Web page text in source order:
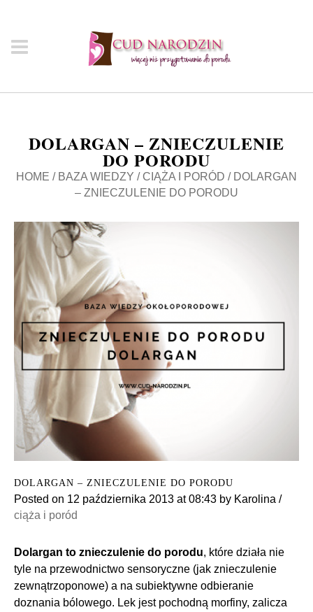
DOLARGAN – ZNIECZULENIE
DO PORODU
HOME / BAZA WIEDZY / CIĄŻA I PORÓD / DOLARGAN
– ZNIECZULENIE DO PORODU
DOLARGAN – ZNIECZULENIE DO PORODU
Posted on 12 października 2013 at 08:43 by Karolina /
ciąża i poród
Dolargan to znieczulenie do porodu, które działa nie
tyle na przewodnictwo sensoryczne (jak znieczulenie
zewnątrzoponowe) a na subiektywne odbieranie
doznania bólowego. Lek jest pochodną morfiny, zalicza